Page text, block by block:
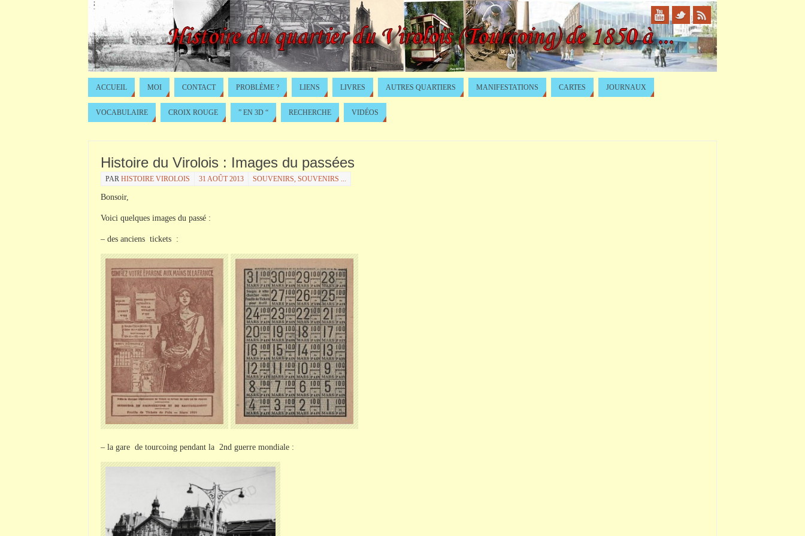
ACCUEIL MOI CONTACT PROBLÈME ? LIENS LIVRES AUTRES QUARTIERS MANIFESTATIONS CARTES JOURNAUX
VOCABULAIRE CROIX ROUGE ” EN 3D “ RECHERCHE VIDÉOS
Histoire du Virolois : Images du passées
PAR HISTOIRE VIROLOIS 31 AOÛT 2013 SOUVENIRS, SOUVENIRS ...
Bonsoir,
Voici quelques images du passé :
– des anciens tickets :
– la gare de tourcoing pendant la 2nd guerre mondiale :